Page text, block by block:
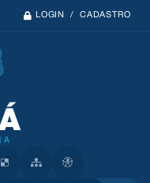
LOGIN / CADASTRO